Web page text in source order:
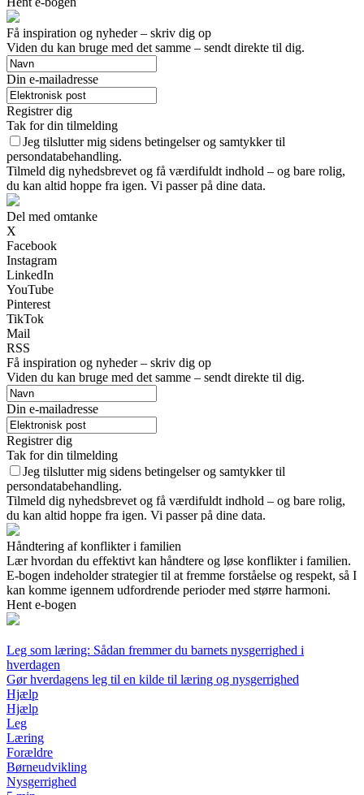
Få inspiration og nyheder – skriv dig op
Viden du kan bruge med det samme – sendt direkte til dig.
Din e-mailadresse
Registrer dig
Tak for din tilmelding
Jeg tilslutter mig sidens betingelser og samtykker til
persondatabehandling.
Tilmeld dig nyhedsbrevet og få værdifuldt indhold – og bare rolig,
du kan altid hoppe fra igen. Vi passer på dine data.
Del med omtanke
X
Facebook
Instagram
LinkedIn
YouTube
Pinterest
TikTok
Mail
RSS
Få inspiration og nyheder – skriv dig op
Viden du kan bruge med det samme – sendt direkte til dig.
Din e-mailadresse
Registrer dig
Tak for din tilmelding
Jeg tilslutter mig sidens betingelser og samtykker til
persondatabehandling.
Tilmeld dig nyhedsbrevet og få værdifuldt indhold – og bare rolig,
du kan altid hoppe fra igen. Vi passer på dine data.
Håndtering af konflikter i familien
Lær hvordan du effektivt kan håndtere og løse konflikter i familien.
E-bogen indeholder strategier til at fremme forståelse og respekt, så I
kan komme igennem udfordrende perioder med større harmoni.
Hent e-bogen
Leg som læring: Sådan fremmer du barnets nysgerrighed i
hverdagen
Gør hverdagens leg til en kilde til læring og nysgerrighed
Hjælp
Hjælp
Leg
Læring
Forældre
Børneudvikling
Nysgerrighed